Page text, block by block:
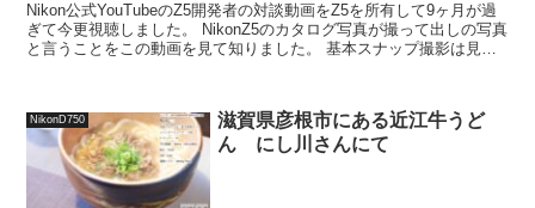
Nikon公式YouTubeのZ5開発者の対談動画をZ5を所有して9ヶ月が過
ぎて今更視聴しました。 NikonZ5のカタログ写真が撮って出しの写真
と言うことをこの動画を見て知りました。 基本スナップ撮影は見た
NikonD750
滋賀県彦根市にある近江牛うど
ん にし川さんにて